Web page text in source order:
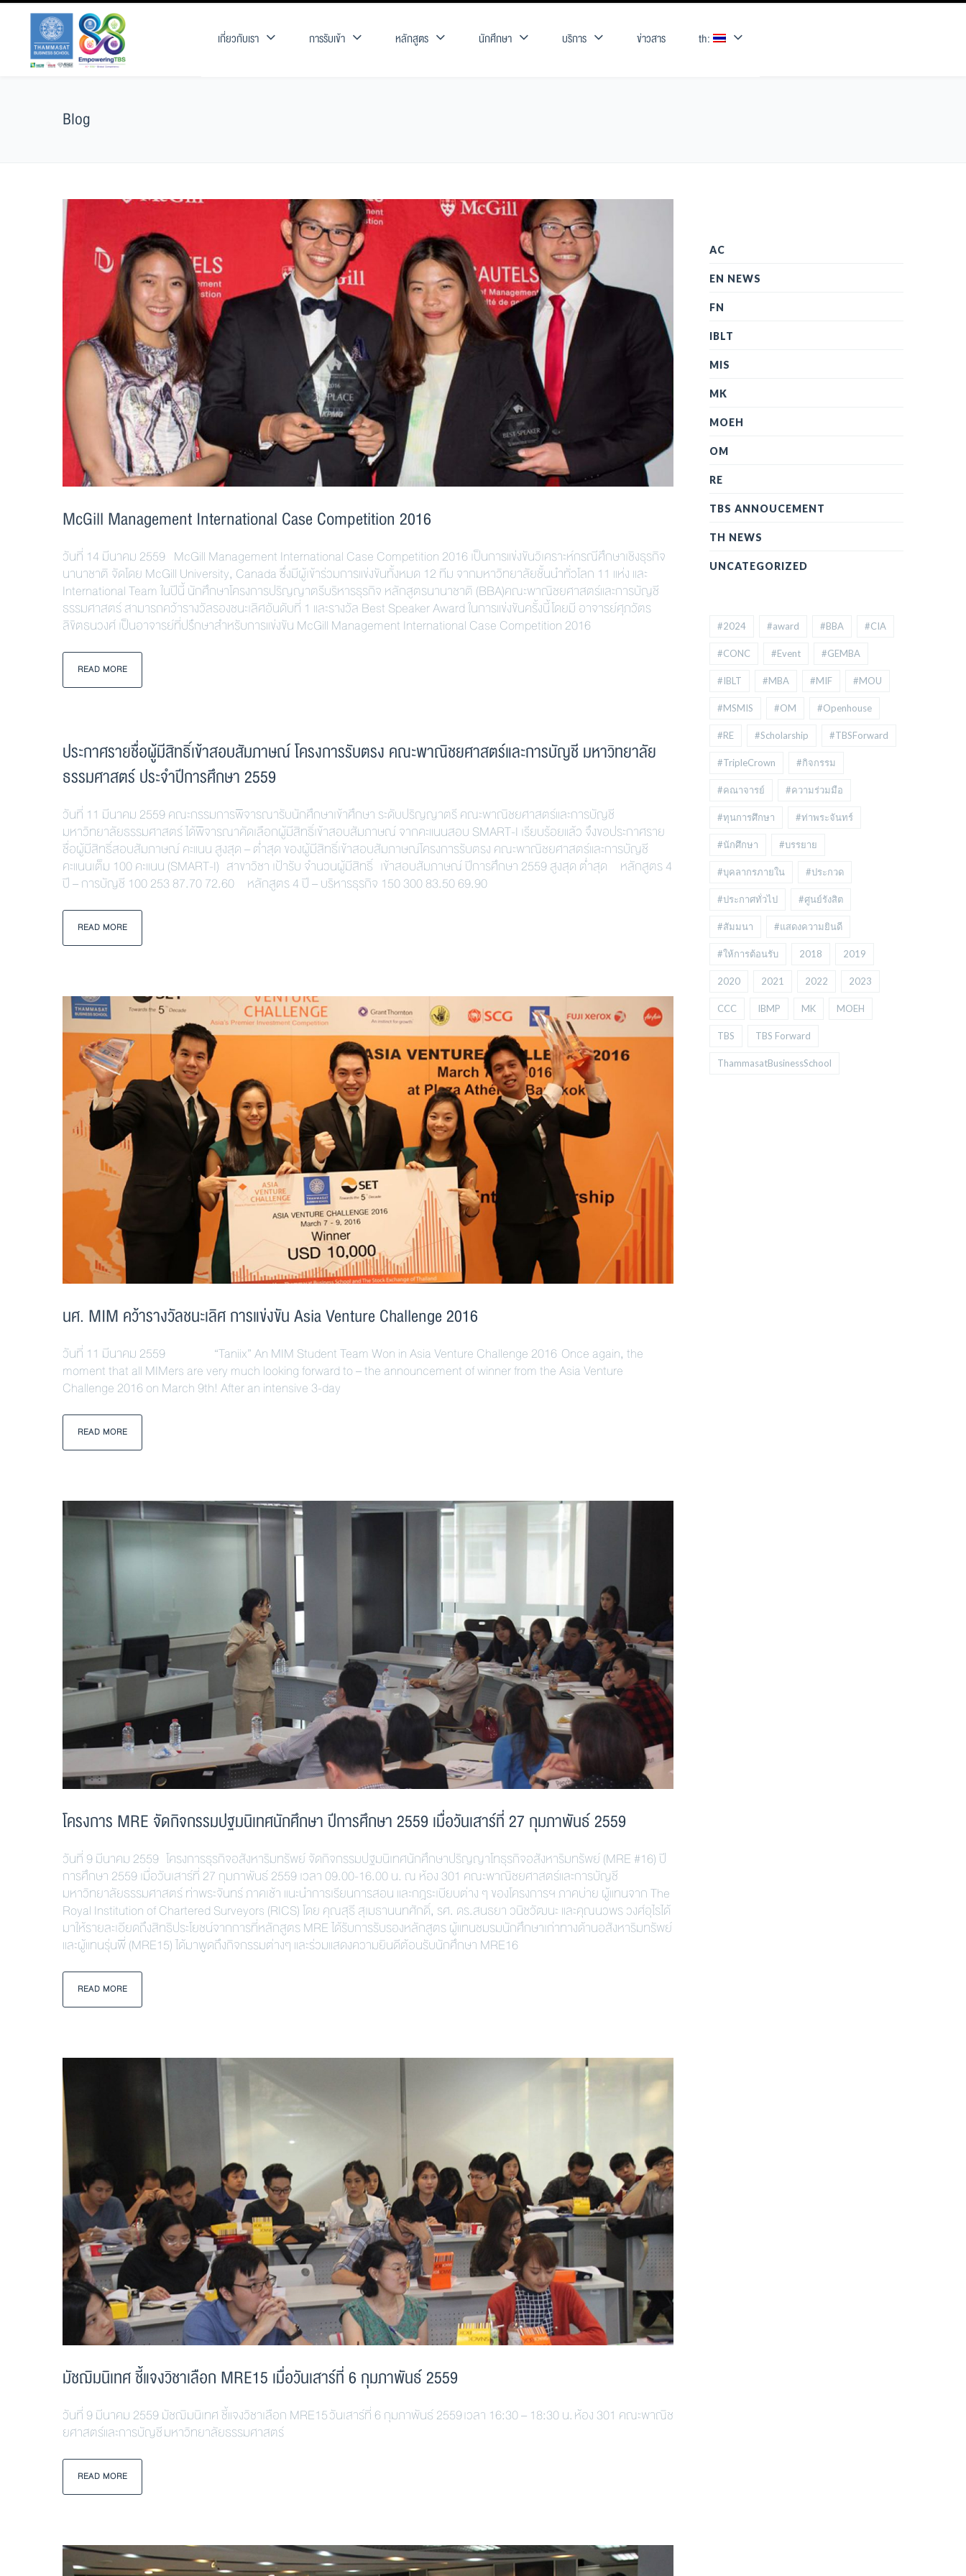
เกี่ยวกับเรา การรับเข้า หลักสูตร นักศึกษา บริการ ข่าวสาร th:
Blog
McGill Management International Case Competition 2016
วันที่ 14 มีนาคม 2559 McGill Management International Case Competition 2016 เป็นการแข่งขันวิเคราะห์กรณีศึกษาเชิงธุรกิจ
นานาชาติ จัดโดย McGill University, Canada ซึ่งมีผู้เข้าร่วมการแข่งขันทั้งหมด 12 ทีม จากมหาวิทยาลัยชั้นนำทั่วโลก 11 แห่ง และ
International Team ในปีนี้ นักศึกษาโครงการปริญญาตรีบริหารธุรกิจ หลักสูตรนานาชาติ (BBA)คณะพาณิชยศาสตร์และการบัญชี
ธรรมศาสตร์ สามารถคว้ารางวัลรองชนะเลิศอันดับที่ 1 และรางวัล Best Speaker Award ในการแข่งขันครั้งนี้ โดยมี อาจารย์ศุภวัตร
ลิขิตธนวงศ์ เป็นอาจารย์ที่ปรึกษาสำหรับการแข่งขัน McGill Management International Case Competition 2016
READ MORE
ประกาศรายชื่อผู้มีสิทธิ์เข้าสอบสัมภาษณ์ โครงการรับตรง คณะพาณิชยศาสตร์และการบัญชี มหาวิทยาลัย
ธรรมศาสตร์ ประจำปีการศึกษา 2559
วันที่ 11 มีนาคม 2559 คณะกรรมการพิจารณารับนักศึกษาเข้าศึกษา ระดับปริญญาตรี คณะพาณิชยศาสตร์และการบัญชี
มหาวิทยาลัยธรรมศาสตร์ ได้พิจารณาคัดเลือกผู้มีสิทธิ์เข้าสอบสัมภาษณ์ จากคะแนนสอบ SMART-I เรียบร้อยแล้ว จึงขอประกาศราย
ชื่อผู้มีสิทธิ์สอบสัมภาษณ์ คะแนน สูงสุด – ต่ำสุด ของผู้มีสิทธิ์เข้าสอบสัมภาษณ์โครงการรับตรง คณะพาณิชยศาสตร์และการบัญชี
คะแนนเต็ม 100 คะแนน (SMART-I) สาขาวิชา เป้ารับ จำนวนผู้มีสิทธิ์ เข้าสอบสัมภาษณ์ ปีการศึกษา 2559 สูงสุด ต่ำสุด หลักสูตร 4
ปี – การบัญชี 100 253 87.70 72.60 หลักสูตร 4 ปี – บริหารธุรกิจ 150 300 83.50 69.90
READ MORE
นศ. MIM คว้ารางวัลชนะเลิศ การแข่งขัน Asia Venture Challenge 2016
วันที่ 11 มีนาคม 2559 “Taniix” An MIM Student Team Won in Asia Venture Challenge 2016 Once again, the
moment that all MIMers are very much looking forward to – the announcement of winner from the Asia Venture
Challenge 2016 on March 9th! After an intensive 3-day
READ MORE
โครงการ MRE จัดกิจกรรมปฐมนิเทศนักศึกษา ปีการศึกษา 2559 เมื่อวันเสาร์ที่ 27 กุมภาพันธ์ 2559
วันที่ 9 มีนาคม 2559 โครงการธุรกิจอสังหาริมทรัพย์ จัดกิจกรรมปฐมนิเทศนักศึกษาปริญญาโทธุรกิจอสังหาริมทรัพย์ (MRE #16) ปี
การศึกษา 2559 เมื่อวันเสาร์ที่ 27 กุมภาพันธ์ 2559 เวลา 09.00-16.00 น. ณ ห้อง 301 คณะพาณิชยศาสตร์และการบัญชี
มหาวิทยาลัยธรรมศาสตร์ ท่าพระจันทร์ ภาคเช้า แนะนำการเรียนการสอน และกฎระเบียบต่าง ๆ ของโครงการฯ ภาคบ่าย ผู้แทนจาก The
Royal Institution of Chartered Surveyors (RICS) โดย คุณสุธี สุเมธานนทศักดิ์, รศ. ดร.สนธยา วนิชวัฒนะ และคุณนวพร วงศ์อุไรได้
มาให้รายละเอียดถึงสิทธิประโยชน์จากการที่หลักสูตร MRE ได้รับการรับรองหลักสูตร ผู้แทนชมรมนักศึกษาเก่าทางด้านอสังหาริมทรัพย์
และผู้แทนรุ่นพี่ (MRE15) ได้มาพูดถึงกิจกรรมต่างๆ และร่วมแสดงความยินดีต้อนรับนักศึกษา MRE16
READ MORE
มัชฌิมนิเทศ ชี้แจงวิชาเลือก MRE15 เมื่อวันเสาร์ที่ 6 กุมภาพันธ์ 2559
วันที่ 9 มีนาคม 2559 มัชฌิมนิเทศ ชี้แจงวิชาเลือก MRE15 วันเสาร์ที่ 6 กุมภาพันธ์ 2559 เวลา 16:30 – 18:30 น. ห้อง 301 คณะพาณิช
ยศาสตร์และการบัญชี มหาวิทยาลัยธรรมศาสตร์
READ MORE
AC
EN NEWS
FN
IBLT
MIS
MK
MOEH
OM
RE
TBS ANNOUCEMENT
TH NEWS
UNCATEGORIZED
#2024 #award #BBA #CIA
#CONC #Event #GEMBA
#IBLT #MBA #MIF #MOU
#MSMIS #OM #Openhouse
#RE #Scholarship #TBSForward
#TripleCrown #กิจกรรม
#คณาจารย์ #ความร่วมมือ
#ทุนการศึกษา #ท่าพระจันทร์
#นักศึกษา #บรรยาย
#บุคลากรภายใน #ประกวด
#ประกาศทั่วไป #ศูนย์รังสิต
#สัมมนา #แสดงความยินดี
#ให้การต้อนรับ 2018 2019
2020 2021 2022 2023
CCC IBMP MK MOEH
TBS TBS Forward
ThammasatBusinessSchool